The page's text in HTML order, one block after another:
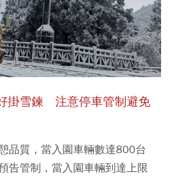
掛雪鍊 注意停車管制避免
品質，當入園車輛數達800台
告管制，當入園車輛到達上限